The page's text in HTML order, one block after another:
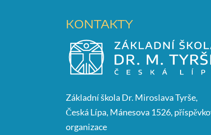
KONTAKTY
Základní škola Dr. Miroslava Tyrše,
Česká Lípa, Mánesova 1526,
organizace